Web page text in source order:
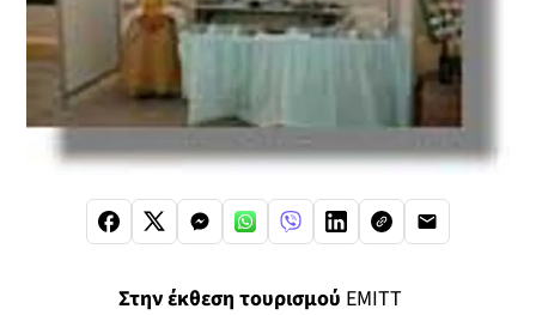
Στην έκθεση τουρισμού ΕΜΙΤΤ